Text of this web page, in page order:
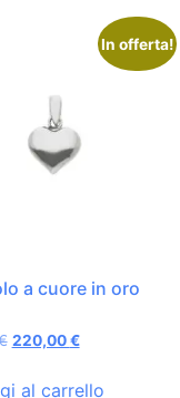
In offerta!
a cuore in oro
220,00€
al carrello